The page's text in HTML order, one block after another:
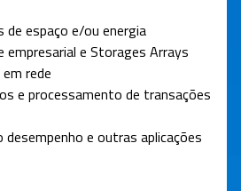
espaço e/ou energia
empresarial e Storages Arrays
rede
e processamento de transações
desempenho e outras aplicações